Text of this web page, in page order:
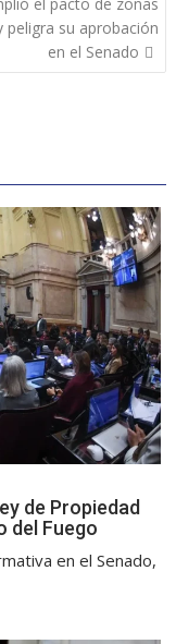
peligra su aprobación
en el Senado
de Propiedad
del Fuego
en el Senado,